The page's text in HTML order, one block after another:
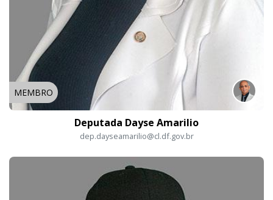
MEMBRO
Deputada Dayse Amarilio
dep.dayseamarilio@cl.df.gov.br